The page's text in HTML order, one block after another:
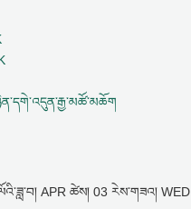
APR ཚེས། 03 རེས་གཟའ། WED